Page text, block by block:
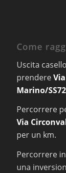
Come
Uscita casello
prendere
Marino/SS72
Percorrere
Via
per un km.
Percorrere
una